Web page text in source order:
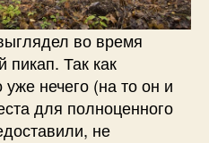
во время
пикап. Так как
нечего (на то он и
для полноценного
не